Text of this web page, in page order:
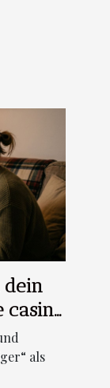
dein
casino
als